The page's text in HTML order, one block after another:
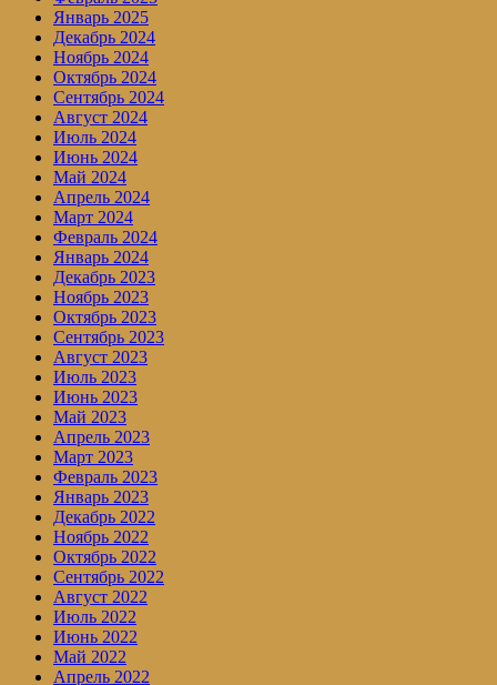
Январь 2025
Декабрь 2024
Ноябрь 2024
Октябрь 2024
Сентябрь 2024
Август 2024
Июль 2024
Июнь 2024
Май 2024
Апрель 2024
Март 2024
Февраль 2024
Январь 2024
Декабрь 2023
Ноябрь 2023
Октябрь 2023
Сентябрь 2023
Август 2023
Июль 2023
Июнь 2023
Май 2023
Апрель 2023
Март 2023
Февраль 2023
Январь 2023
Декабрь 2022
Ноябрь 2022
Октябрь 2022
Сентябрь 2022
Август 2022
Июль 2022
Июнь 2022
Май 2022
Апрель 2022